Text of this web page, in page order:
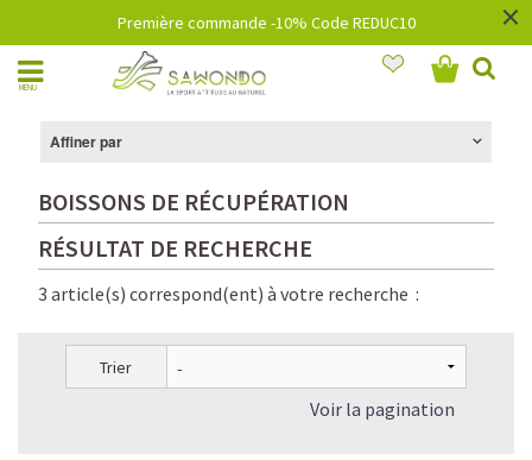
Première commande -10% Code REDUC10 ×
MENU
Affiner par
BOISSONS DE RÉCUPÉRATION
RÉSULTAT DE RECHERCHE
3 article(s) correspond(ent) à votre recherche :
Trier
Voir la pagination